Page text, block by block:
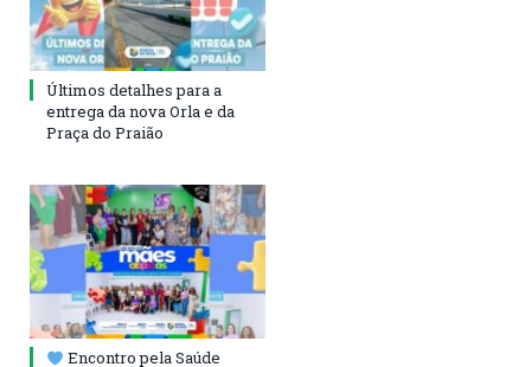
Últimos detalhes para a
entrega da nova Orla e da
Praça do Praião
Encontro pela Saúde